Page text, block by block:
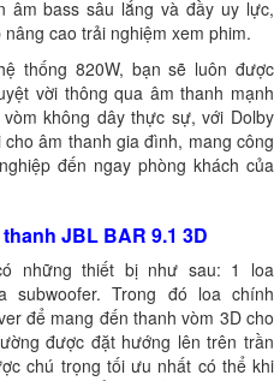
âm bass sâu lắng và đầy uy lực,
cao trải nghiệm xem phim.
thống 820W, bạn sẽ luôn được
vời thông qua âm thanh mạnh
không dây thực sự, với Dolby
âm thanh gia đình, mang công
đến ngay phòng khách của
JBL BAR 9.1 3D
những thiết bị như sau: 1 loa
subwoofer. Trong đó loa chính
để mang đến thanh vòm 3D cho
được đặt hướng lên trên trần
chú trọng tối ưu nhất có thể khi